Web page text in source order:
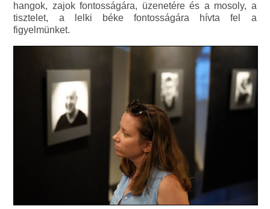
hangok, zajok fontosságára, üzenetére és a mosoly, a
tisztelet, a lelki béke fontosságára hívta fel a
figyelmünket.